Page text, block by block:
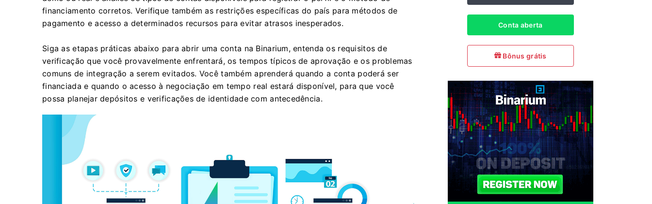
financiamento corretos. Verifique também as restrições específicas do país para métodos de
pagamento e acesso a determinados recursos para evitar atrasos inesperados.
Siga as etapas práticas abaixo para abrir uma conta na Binarium, entenda os requisitos de
verificação que você provavelmente enfrentará, os tempos típicos de aprovação e os problemas
comuns de integração a serem evitados. Você também aprenderá quando a conta poderá ser
financiada e quando o acesso à negociação em tempo real estará disponível, para que você
possa planejar depósitos e verificações de identidade com antecedência.
Conta aberta
Bônus grátis